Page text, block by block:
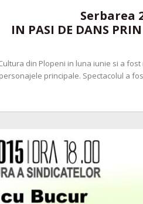
Serbarea
IN PASI DE DANS
din Plopeni in luna iunie si a
principale. Spectacolul a